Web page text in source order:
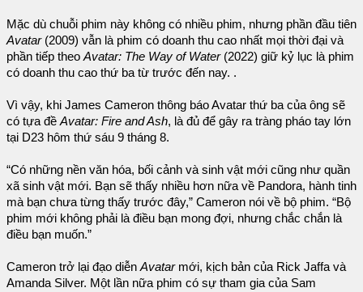
Mặc dù chuỗi phim này không có nhiều phim, nhưng phần đầu tiên
Avatar(2009) vẫn là phim có doanh thu cao nhất mọi thời đại và
phần tiếp theoAvatar: The Way of Water(2022) giữ kỷ lục là phim
có doanh thu cao thứ ba từ trước đến nay. .
Vì vậy, khi James Cameron thông báo Avatar thứ ba của ông sẽ
có tựa đềAvatar: Fire and Ash, là đủ để gây ra tràng pháo tay lớn
tại D23 hôm thứ sáu 9 tháng 8.
“Có những nền văn hóa, bối cảnh và sinh vật mới cũng như quần
xã sinh vật mới. Bạn sẽ thấy nhiều hơn nữa về Pandora, hành tinh
mà bạn chưa từng thấy trước đây,” Cameron nói về bộ phim. “Bộ
phim mới không phải là điều bạn mong đợi, nhưng chắc chắn là
điều bạn muốn.”
Cameron trở lại đạo diễnAvatarmới, kịch bản của Rick Jaffa và
Amanda Silver. Một lần nữa phim có sự tham gia của Sam